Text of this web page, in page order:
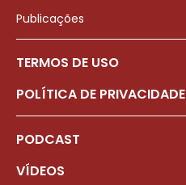
Publicações
TERMOS DE USO
POLÍTICA DE PRIVACIDADE
PODCAST
VÍDEOS